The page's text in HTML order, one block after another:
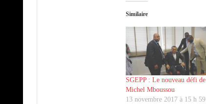
Similaire
SGEPP : Le nouveau défi de
Michel Mboussou
13 novembre 2017 à 15 h 59